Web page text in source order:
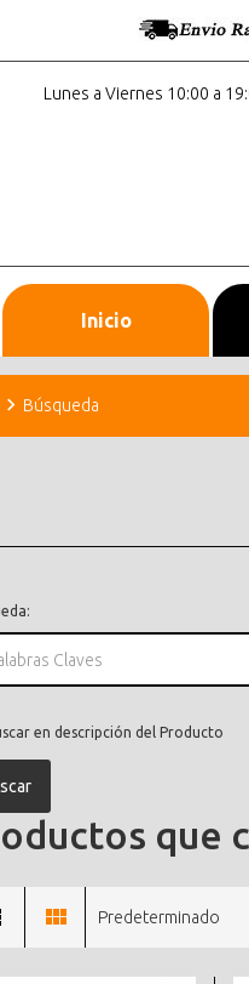
Lunes a Viernes 10:00 a
Inicio
Búsqueda
en descripción del Producto
que
Predeterminado